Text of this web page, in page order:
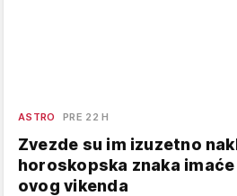
ASTRO PRE 22 H
Zvezde su im izuzetno
horoskopska znaka
ovog vikenda